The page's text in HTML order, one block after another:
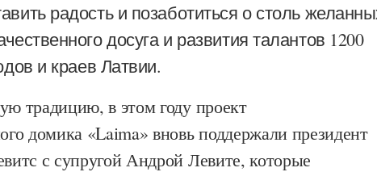
радость и позаботиться о столь
досуга и развития талантов 1200
и краев Латвии.
традицию, в этом году проект
домика «Laima» вновь поддержали президент
с супругой Андрой Левите, которые